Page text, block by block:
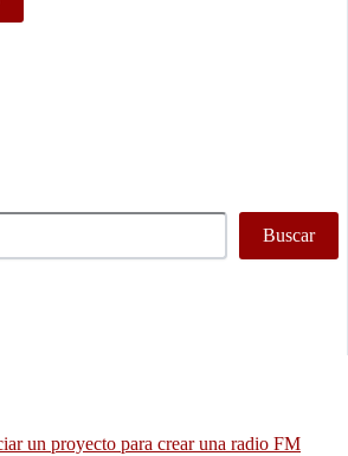
Buscar
un proyecto para crear una radio FM